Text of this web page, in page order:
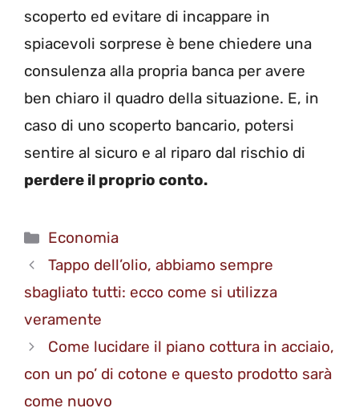
scoperto ed evitare di incappare in
spiacevoli sorprese è bene chiedere una
consulenza alla propria banca per avere
ben chiaro il quadro della situazione. E, in
caso di uno scoperto bancario, potersi
sentire al sicuro e al riparo dal rischio di
perdere il proprio conto.
Categorie
Economia
Tappo dell’olio, abbiamo sempre
sbagliato tutti: ecco come si utilizza
veramente
Come lucidare il piano cottura in acciaio,
con un po’ di cotone e questo prodotto sarà
come nuovo